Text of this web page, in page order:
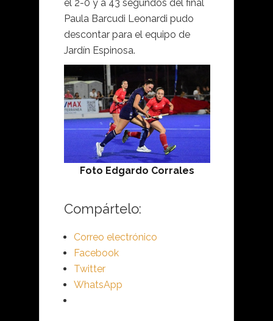
el 2-0 y a 43 segundos del final
Paula Barcudi Leonardi pudo
descontar para el equipo de
Jardín Espinosa.
Foto Edgardo Corrales
Compártelo:
Correo electrónico
Facebook
Twitter
WhatsApp